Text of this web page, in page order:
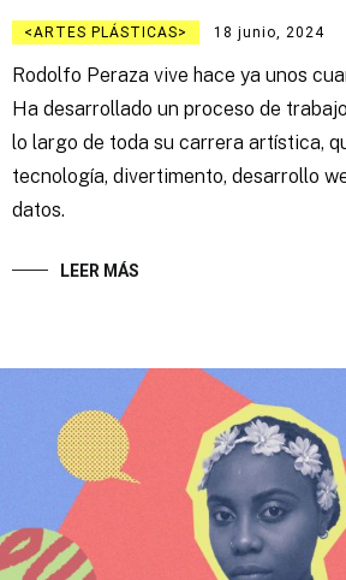
ARTES PLÁSTICAS 18 junio, 2024
Rodolfo Peraza vive hace ya unos
Ha desarrollado un proceso de
lo largo de toda su carrera artística,
tecnología, divertimento, desarrollo
datos.
LEER MÁS